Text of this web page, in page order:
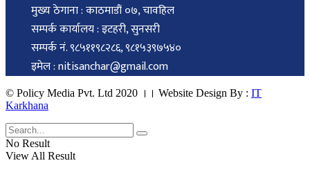
मुख्य ठेगाना : काठमाडौं ०७, चावहिल
सम्पर्क कार्यालय : इटहरी, सुनसरी
सम्पर्क नं. ९८५११९८२८६, ९८१५३९७५४०
इमेल : nitisanchar@gmail.com
© Policy Media Pvt. Ltd 2020 ।। Website Design By : IT
Karkhana
No Result
View All Result